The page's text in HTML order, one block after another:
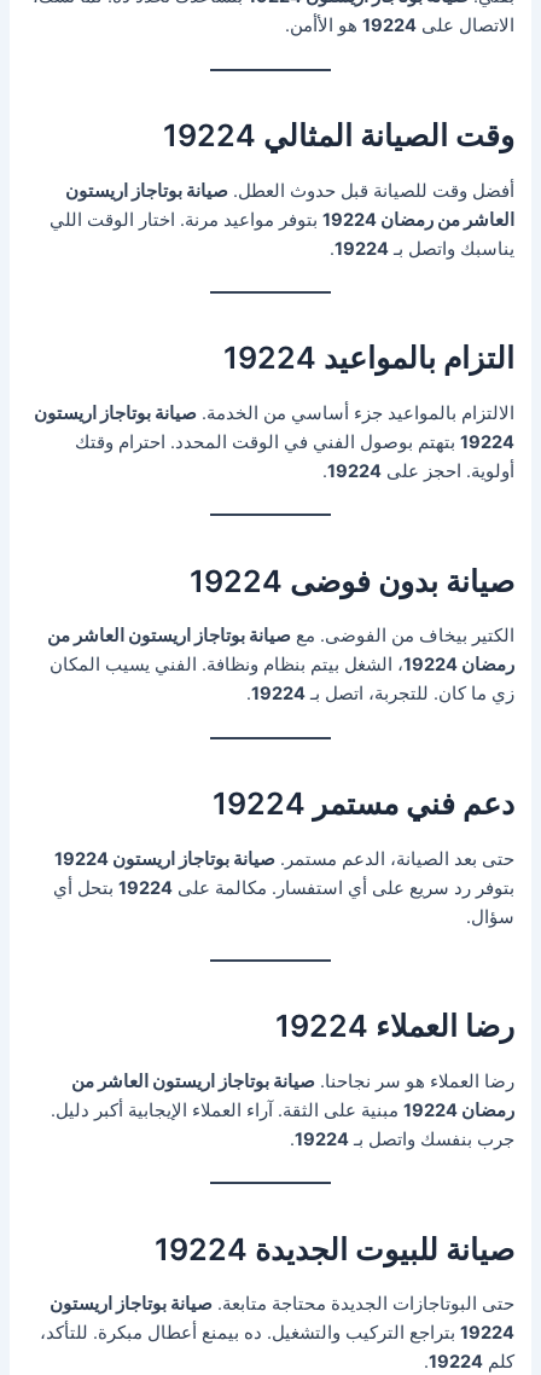
الاتصال على19224 هو الأأمن.
وقت الصيانة المثالي 19224
أفضل وقت للصيانة قبل حدوث العطل.صيانة بوتاجاز اريستون
العاشر من رمضان 19224
بتوفر مواعيد مرنة. اختار الوقت اللي
يناسبك واتصل بـ19224
.
التزام بالمواعيد 19224
الالتزام بالمواعيد جزء أساسي من الخدمة.صيانة بوتاجاز اريستون
19224 بتهتم بوصول الفني في الوقت المحدد. احترام وقتك
أولوية. احجز على19224
.
صيانة بدون فوضى 19224
الكتير بيخاف من الفوضى. معصيانة بوتاجاز اريستون العاشر من
رمضان 19224
، الشغل بيتم بنظام ونظافة. الفني يسيب المكان
زي ما كان. للتجربة، اتصل بـ19224
.
دعم فني مستمر 19224
حتى بعد الصيانة، الدعم مستمر.صيانة بوتاجاز اريستون 19224
بتوفر رد سريع على أي استفسار. مكالمة على19224 بتحل أي
سؤال.
رضا العملاء 19224
رضا العملاء هو سر نجاحنا.صيانة بوتاجاز اريستون العاشر من
رمضان 19224
مبنية على الثقة. آراء العملاء الإيجابية أكبر دليل.
جرب بنفسك واتصل بـ19224
.
صيانة للبيوت الجديدة 19224
حتى البوتاجازات الجديدة محتاجة متابعة.صيانة بوتاجاز اريستون
19224 بتراجع التركيب والتشغيل. ده بيمنع أعطال مبكرة. للتأكد،
كلم19224
.